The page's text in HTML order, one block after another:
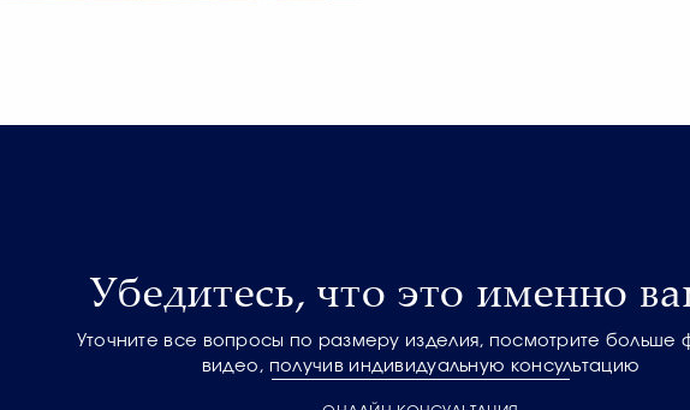
Убедитесь, что это именно
Уточните все вопросы по размеру изделия, посмотрите больше
видео, получив индивидуальную консультацию